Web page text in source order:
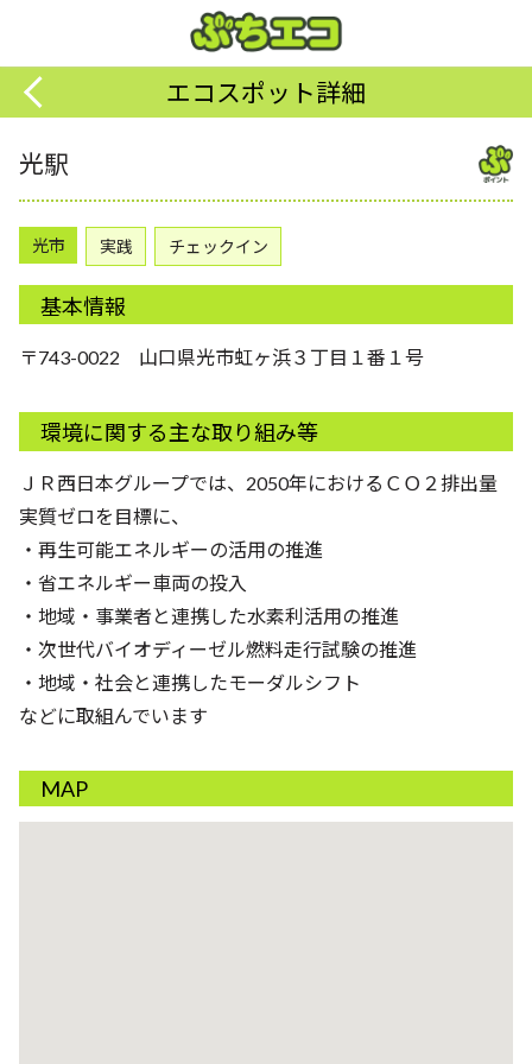
エコスポット詳細
光駅
光市 実践 チェックイン
基本情報
〒743-0022 山口県光市虹ヶ浜３丁目１番１号
環境に関する主な取り組み等
ＪＲ西日本グループでは、2050年におけるＣＯ２排出量
実質ゼロを目標に、
・再生可能エネルギーの活用の推進
・省エネルギー車両の投入
・地域・事業者と連携した水素利活用の推進
・次世代バイオディーゼル燃料走行試験の推進
・地域・社会と連携したモーダルシフト
などに取組んでいます
MAP